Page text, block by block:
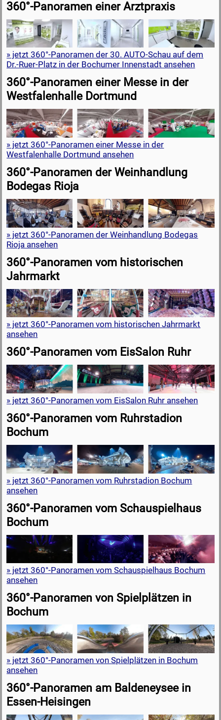
360°-Panoramen einer Arztpraxis
» jetzt 360°-Panoramen der 30. AUTO-Schau auf dem
Dr.-Ruer-Platz in der Bochumer Innenstadt ansehen
360°-Panoramen einer Messe in der
Westfalenhalle Dortmund
» jetzt 360°-Panoramen einer Messe in der
Westfalenhalle Dortmund ansehen
360°-Panoramen der Weinhandlung
Bodegas Rioja
» jetzt 360°-Panoramen der Weinhandlung Bodegas
Rioja ansehen
360°-Panoramen vom historischen
Jahrmarkt
» jetzt 360°-Panoramen vom historischen Jahrmarkt
ansehen
360°-Panoramen vom EisSalon Ruhr
» jetzt 360°-Panoramen vom EisSalon Ruhr ansehen
360°-Panoramen vom Ruhrstadion
Bochum
» jetzt 360°-Panoramen vom Ruhrstadion Bochum
ansehen
360°-Panoramen vom Schauspielhaus
Bochum
» jetzt 360°-Panoramen vom Schauspielhaus Bochum
ansehen
360°-Panoramen von Spielplätzen in
Bochum
» jetzt 360°-Panoramen von Spielplätzen in Bochum
ansehen
360°-Panoramen am Baldeneysee in
Essen-Heisingen